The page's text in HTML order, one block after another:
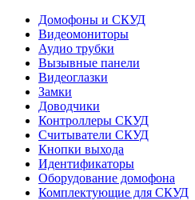
Домофоны и СКУД
Видеомониторы
Аудио трубки
Вызывные панели
Видеоглазки
Замки
Доводчики
Контроллеры СКУД
Считыватели СКУД
Кнопки выхода
Идентификаторы
Оборудование домофона
Комплектующие для СКУД